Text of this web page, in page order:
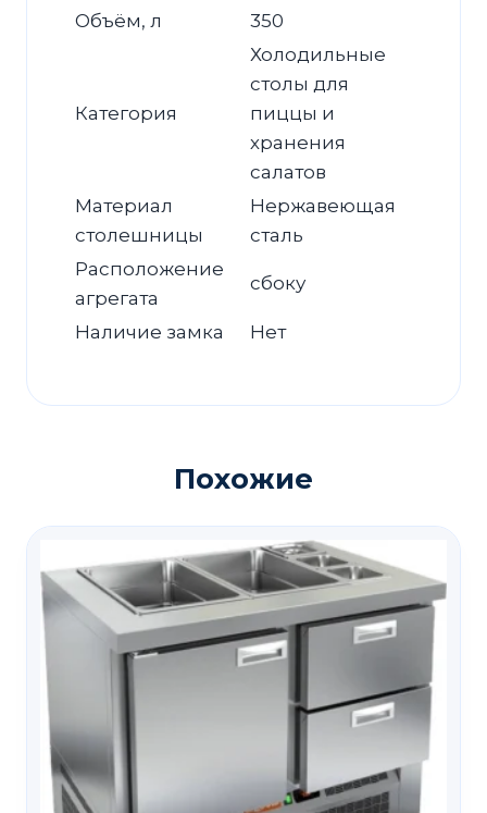
Объём, л 350
Категория
Холодильные
столы для
пиццы и
хранения
салатов
Материал
столешницы
Нержавеющая
сталь
Расположение
агрегата
сбоку
Наличие замка Нет
Похожие